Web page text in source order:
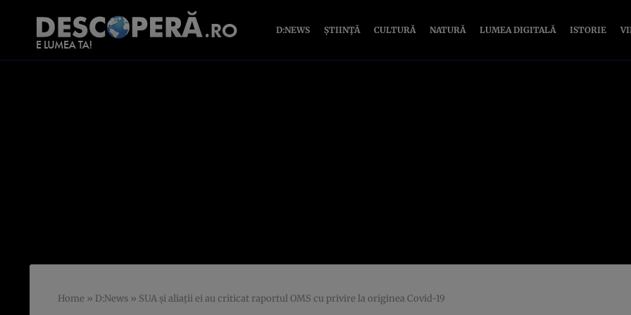
D:NEWS ȘTIINȚĂ CULTURĂ NATURĂ LUMEA DIGITALĂ ISTORIE
Home » D:News » SUA și aliații ei au criticat raportul OMS cu privire la originea Covid-19